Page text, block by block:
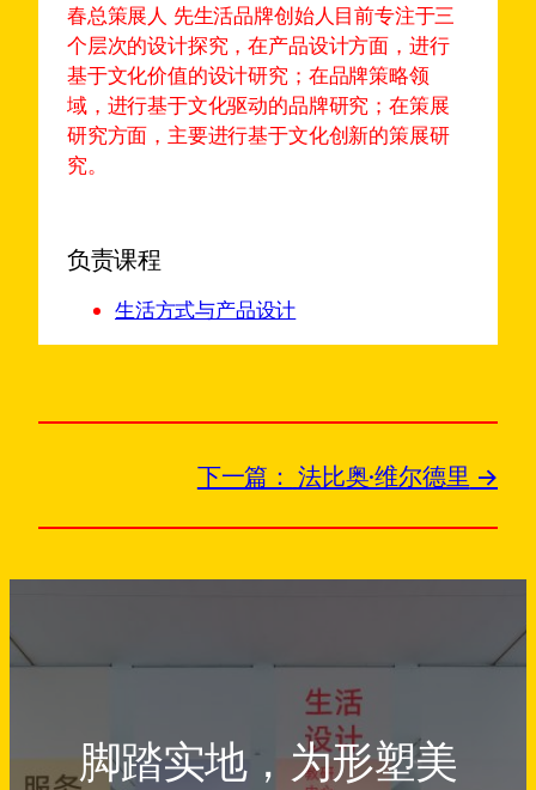
春总策展人 先生活品牌创始人目前专注于三
个层次的设计探究，在产品设计方面，进行
基于文化价值的设计研究；在品牌策略领
域，进行基于文化驱动的品牌研究；在策展
研究方面，主要进行基于文化创新的策展研
究。
负责课程
生活方式与产品设计
下一篇： 法比奥·维尔德里
脚踏实地，为形塑美